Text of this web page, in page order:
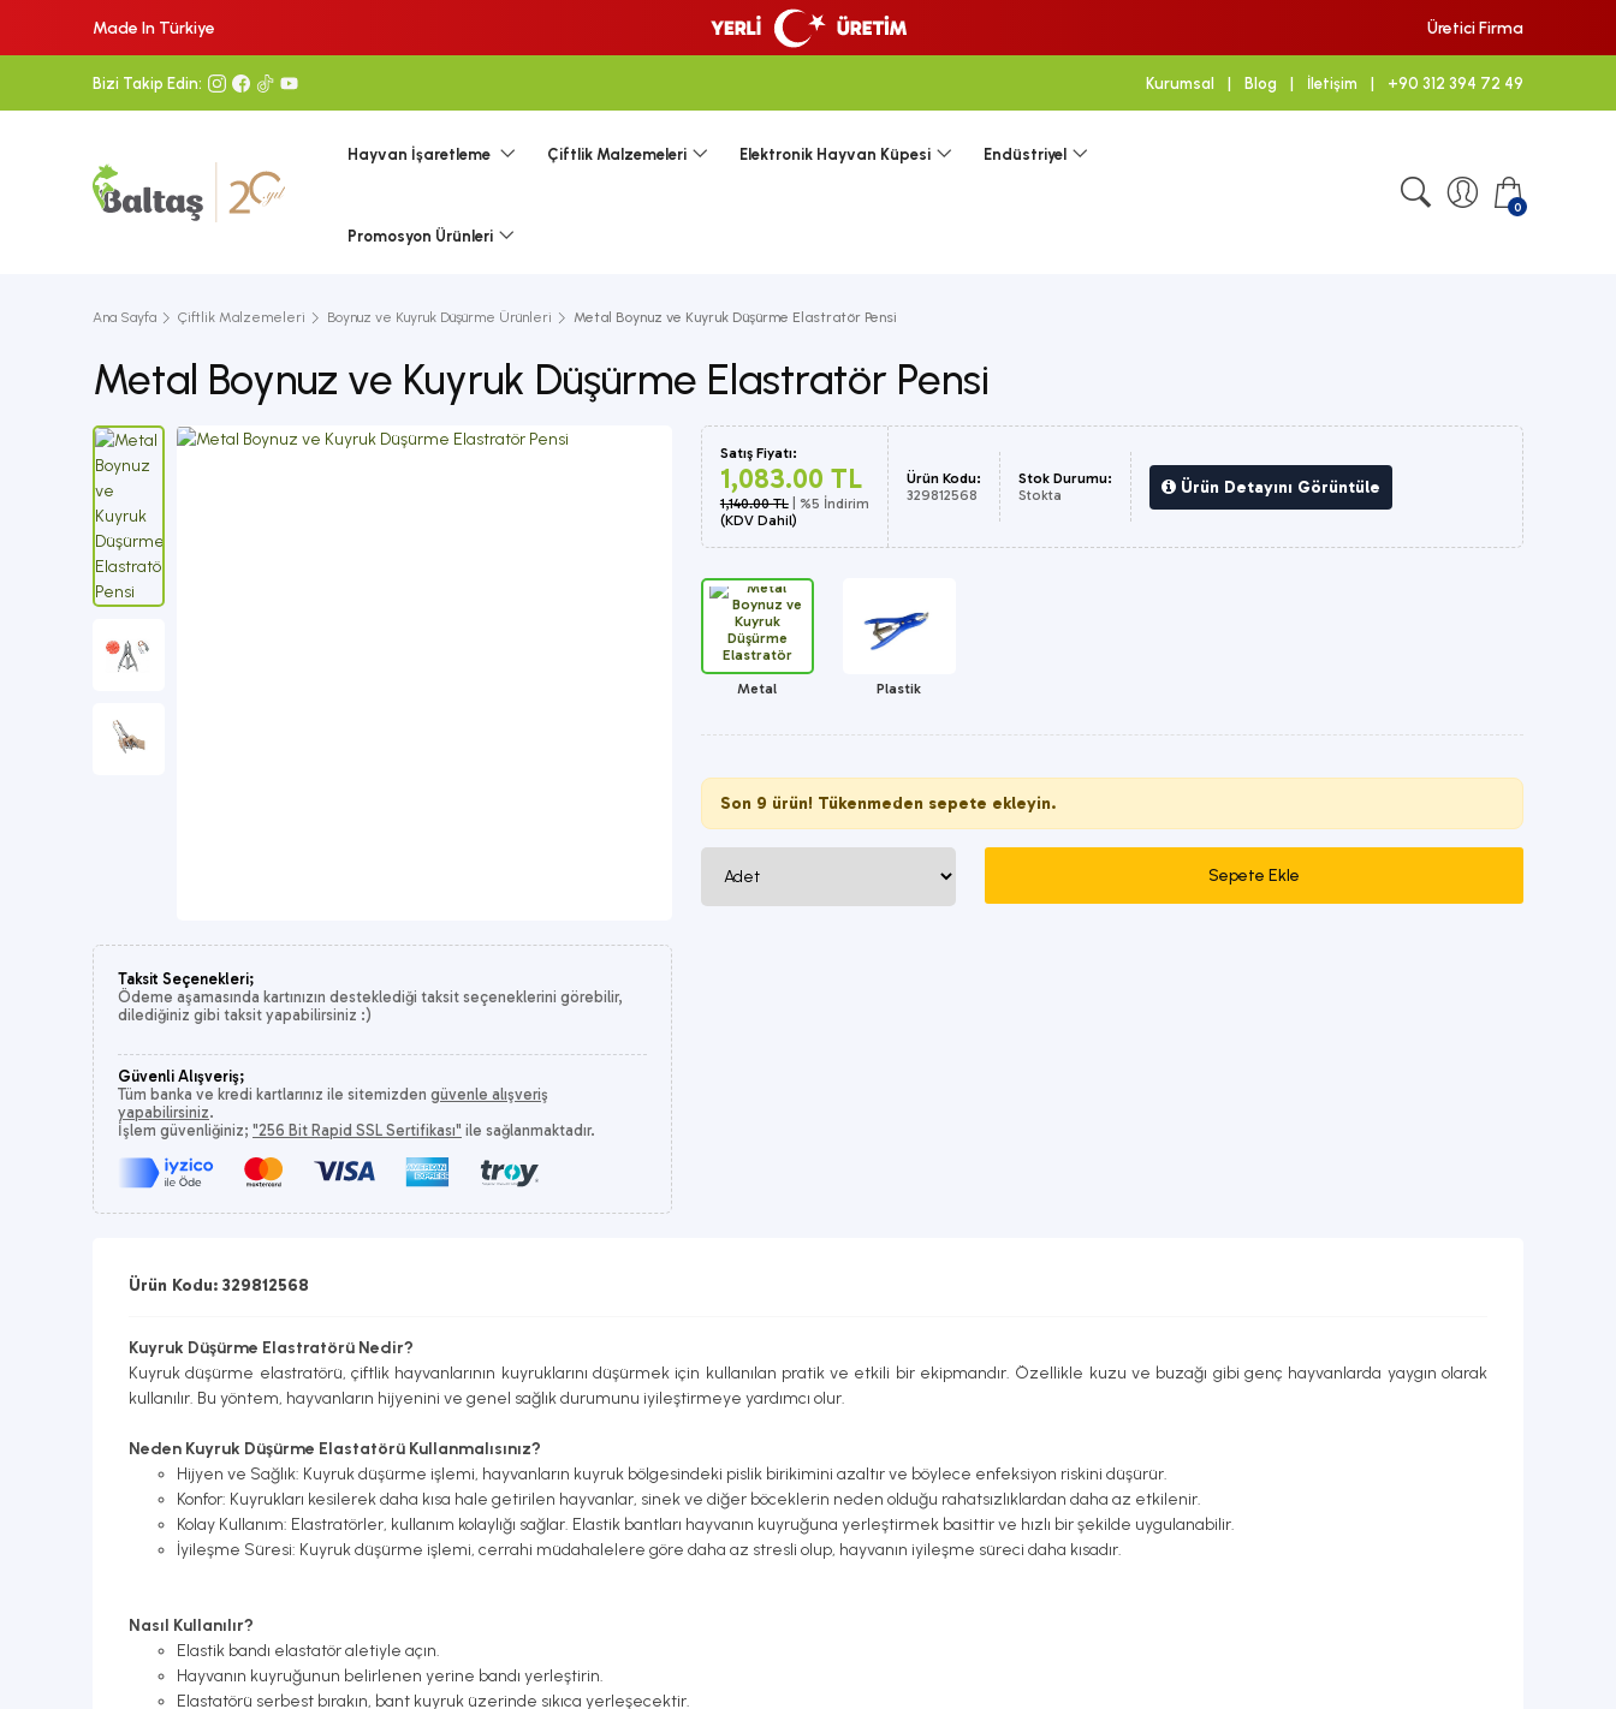
Made In Türkiye Üretici Firma
Bizi Takip Edin: Kurumsal | Blog | İletişim | +90 312 394 72 49
Hayvan İşaretleme Çiftlik Malzemeleri Elektronik Hayvan Küpesi Endüstriyel
Promosyon Ürünleri
0
Ana Sayfa Çiftlik Malzemeleri Boynuz ve Kuyruk Düşürme Ürünleri Metal Boynuz ve Kuyruk Düşürme Elastratör Pensi
Metal Boynuz ve Kuyruk Düşürme Elastratör Pensi
Taksit Seçenekleri;
Ödeme aşamasında kartınızın desteklediği taksit seçeneklerini görebilir,
dilediğiniz gibi taksit yapabilirsiniz :)
Güvenli Alışveriş;
Tüm banka ve kredi kartlarınız ile sitemizden güvenle alışveriş
yapabilirsiniz.
İşlem güvenliğiniz; "256 Bit Rapid SSL Sertifikası" ile sağlanmaktadır.
Satış Fiyatı:
1,083.00 TL
1,140.00 TL| %5 İndirim
(KDV Dahil)
Ürün Kodu:
329812568
Stok Durumu:
Stokta
Ürün Detayını Görüntüle
Metal Plastik
Son 9 ürün! Tükenmeden sepete ekleyin.
Ürün Kodu: 329812568
Kuyruk Düşürme Elastratörü Nedir?
Kuyruk düşürme elastratörü, çiftlik hayvanlarının kuyruklarını düşürmek için kullanılan pratik ve etkili bir ekipmandır. Özellikle kuzu ve buzağı gibi genç hayvanlarda yaygın olarak
kullanılır. Bu yöntem, hayvanların hijyenini ve genel sağlık durumunu iyileştirmeye yardımcı olur.
Neden Kuyruk Düşürme Elastatörü Kullanmalısınız?
Hijyen ve Sağlık: Kuyruk düşürme işlemi, hayvanların kuyruk bölgesindeki pislik birikimini azaltır ve böylece enfeksiyon riskini düşürür.
Konfor: Kuyrukları kesilerek daha kısa hale getirilen hayvanlar, sinek ve diğer böceklerin neden olduğu rahatsızlıklardan daha az etkilenir.
Kolay Kullanım: Elastratörler, kullanım kolaylığı sağlar. Elastik bantları hayvanın kuyruğuna yerleştirmek basittir ve hızlı bir şekilde uygulanabilir.
İyileşme Süresi: Kuyruk düşürme işlemi, cerrahi müdahalelere göre daha az stresli olup, hayvanın iyileşme süreci daha kısadır.
Nasıl Kullanılır?
Elastik bandı elastatör aletiyle açın.
Hayvanın kuyruğunun belirlenen yerine bandı yerleştirin.
Elastatörü serbest bırakın, bant kuyruk üzerinde sıkıca yerleşecektir.